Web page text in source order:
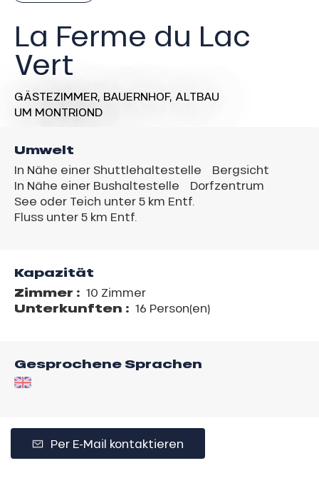
La Ferme du Lac
Vert
GÄSTEZIMMER, BAUERNHOF, ALTBAU
UM MONTRIOND
Umwelt
In Nähe einer Shuttlehaltestelle
Bergsicht
In Nähe einer Bushaltestelle
Dorfzentrum
See oder Teich unter 5 km Entf.
Fluss unter 5 km Entf.
Kapazität
Zimmer : 10 Zimmer
Unterkunften : 16 Person(en)
Gesprochene Sprachen
Per E-Mail kontaktieren